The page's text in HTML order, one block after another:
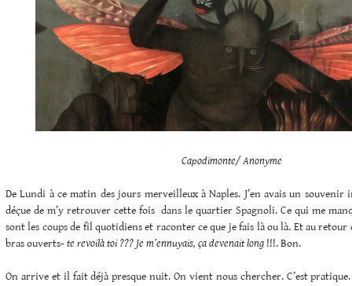
Capodimonte/ Anonyme
De Lundi à ce matin des jours merveilleux à Naples. J’en avais un souvenir
déçue de m’y retrouver cette fois dans le quartier Spagnoli. Ce qui me
sont les coups de fil quotidiens et raconter ce que je fais là ou là. Et au
bras ouverts-te revoilà toi ??? Je m’ennuyais, ça devenait long !!!. Bon.
On arrive et il fait déjà presque nuit. On vient nous chercher. C’est